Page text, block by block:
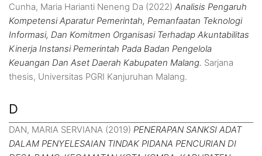
Cunha, Maria Harianti Neneng Da (2022) Analisis Pengaruh
Kompetensi Aparatur Pemerintah, Pemanfaatan Teknologi
Informasi, Dan Komitmen Organisasi Terhadap Akuntabilitas
Kinerja Instansi Pemerintah Pada Badan Pengelola
Keuangan Dan Aset Daerah Kabupaten Malang. Sarjana
thesis, Universitas PGRI Kanjuruhan Malang.
D
DAN, MARIA SERVIANA (2019) PENERAPAN SANKSI ADAT
DALAM PENYELESAIAN TINDAK PIDANA PENCURIAN DI